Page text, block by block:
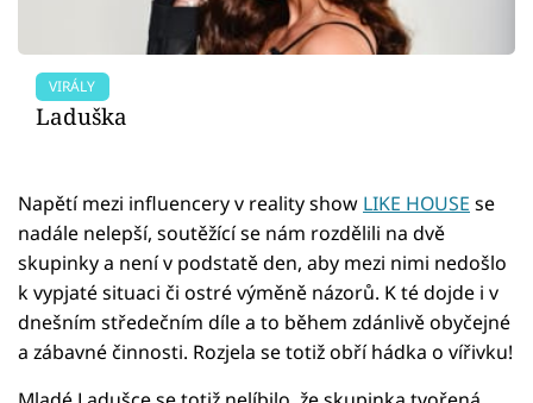
VIRÁLY
Laduška
Napětí mezi influencery v reality show LIKE HOUSE se
nadále nelepší, soutěžící se nám rozdělili na dvě
skupinky a není v podstatě den, aby mezi nimi nedošlo
k vypjaté situaci či ostré výměně názorů. K té dojde i v
dnešním středečním díle a to během zdánlivě obyčejné
a zábavné činnosti. Rozjela se totiž obří hádka o vířivku!